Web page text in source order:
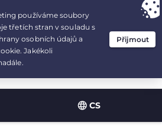
CS
for 2.1666666666667-years at $
/month